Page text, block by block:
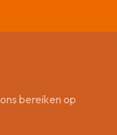
bereiken op